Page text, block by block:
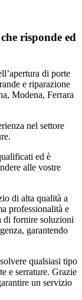
risponde ed
di porte
e riparazione
Modena, Ferrara
nel settore
ed è
alle vostre
di alta qualità a
professionalità e
di fornire soluzioni
garantendo
qualsiasi tipo
e serrature. Grazie
un servizio